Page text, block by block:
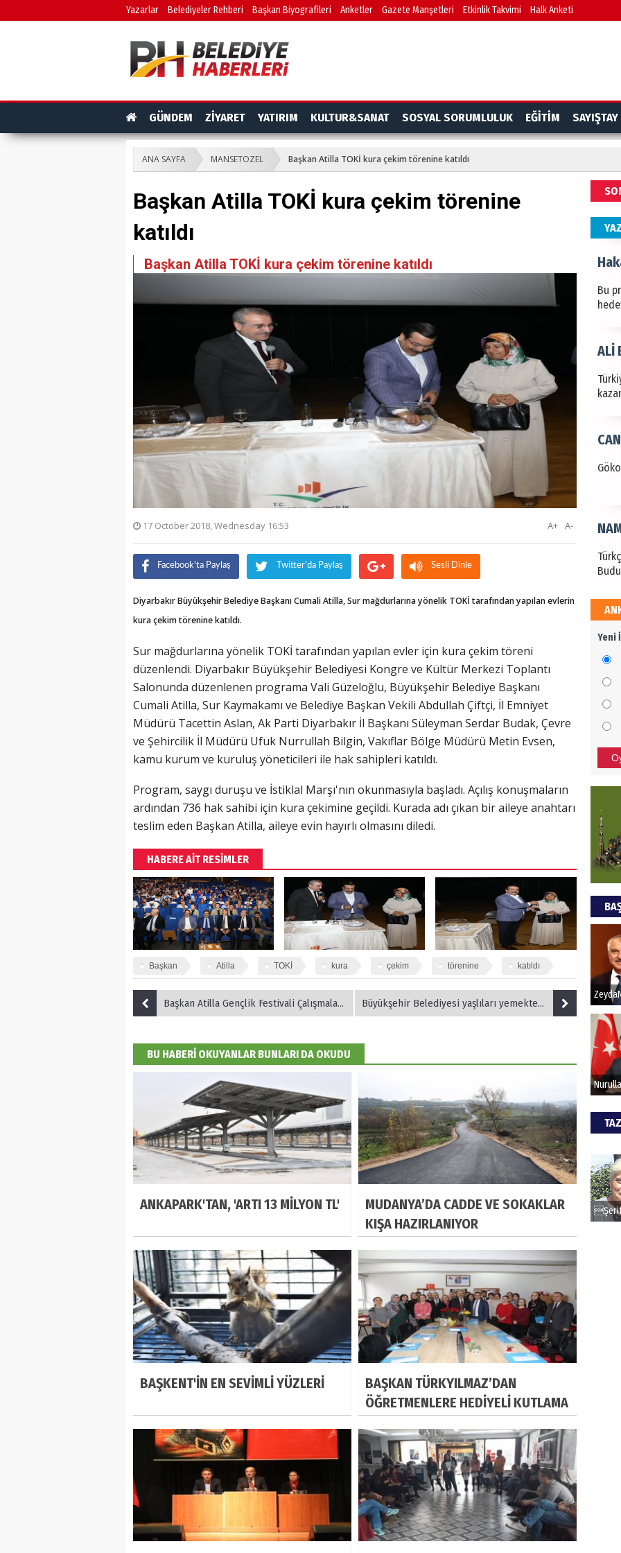
Yazarlar Belediyeler Rehberi Başkan Biyografileri Anketler Gazete Manşetleri Etkinlik Takvimi Halk Anketi
GÜNDEM ZİYARET YATIRIM KULTUR&SANAT SOSYAL SORUMLULUK EĞİTİM SAYIŞTAY
ANA SAYFA MANSETOZEL Başkan Atilla TOKİ kura çekim törenine katıldı
Başkan Atilla TOKİ kura çekim törenine
katıldı
Başkan Atilla TOKİ kura çekim törenine katıldı
17 October 2018, Wednesday 16:53 A-
A+
Facebook'ta Paylaş Twitter'da Paylaş Sesli Dinle
Diyarbakır Büyükşehir Belediye Başkanı Cumali Atilla, Sur mağdurlarına yönelik TOKİ tarafından yapılan evlerin
kura çekim törenine katıldı.
Sur mağdurlarına yönelik TOKİ tarafından yapılan evler için kura çekim töreni
düzenlendi. Diyarbakır Büyükşehir Belediyesi Kongre ve Kültür Merkezi Toplantı
Salonunda düzenlenen programa Vali Güzeloğlu, Büyükşehir Belediye Başkanı
Cumali Atilla, Sur Kaymakamı ve Belediye Başkan Vekili Abdullah Çiftçi, İl Emniyet
Müdürü Tacettin Aslan, Ak Parti Diyarbakır İl Başkanı Süleyman Serdar Budak, Çevre
ve Şehircilik İl Müdürü Ufuk Nurrullah Bilgin, Vakıflar Bölge Müdürü Metin Evsen,
kamu kurum ve kuruluş yöneticileri ile hak sahipleri katıldı.
Program, saygı duruşu ve İstiklal Marşı'nın okunmasıyla başladı. Açılış konuşmaların
ardından 736 hak sahibi için kura çekimine geçildi. Kurada adı çıkan bir aileye anahtarı
teslim eden Başkan Atilla, aileye evin hayırlı olmasını diledi.
HABERE AİT RESİMLER
Başkan Atilla TOKİ kura çekim törenine katıldı
Başkan Atilla Gençlik Festivali Çalışmalarını İnceledi Büyükşehir Belediyesi yaşlıları yemekte buluşturdu
BU HABERİ OKUYANLAR BUNLARI DA OKUDU
ANKAPARK'TAN, 'ARTI 13 MİLYON TL'
MUDANYA’DA CADDE VE SOKAKLAR
KIŞA HAZIRLANIYOR
BAŞKENT'İN EN SEVİMLİ YÜZLERİ
BAŞKAN TÜRKYILMAZ’DAN
ÖĞRETMENLERE HEDİYELİ KUTLAMA
Bu
ALİ
Bu
Yeni